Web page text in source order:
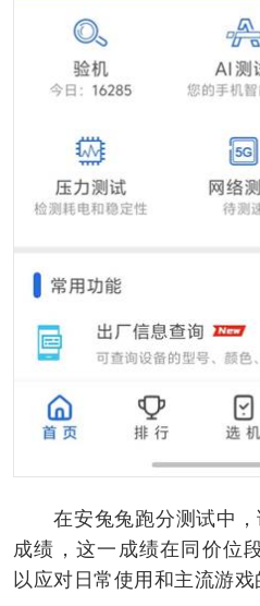
在安兔兔跑分测试中，
成绩，这一成绩在同价位
以应对日常使用和主流游戏